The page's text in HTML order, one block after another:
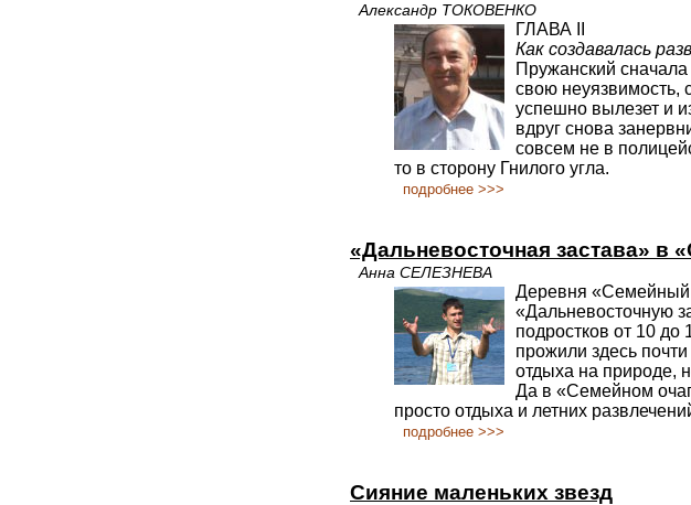
Александр ТОКОВЕНКО
ГЛАВА II
Как создавалась
Пружанский
свою неуязвимость,
успешно вылезет и
вдруг снова
совсем не в
то в сторону Гнилого угла.
подробнее >>>
«Дальневосточная застава» в
Анна СЕЛЕЗНЕВА
Деревня «Семейный
«Дальневосточную
подростков от 10
прожили здесь
отдыха на природе,
Да в «Семейном
просто отдыха и летних
подробнее >>>
Сияние маленьких звезд